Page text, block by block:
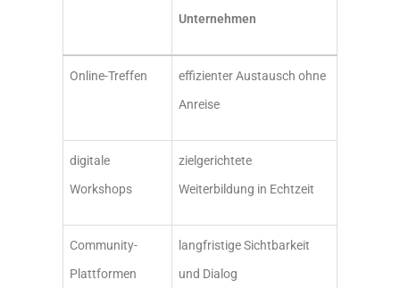
Unternehmen
Online-Treffen
effizienter Austausch ohne
Anreise
digitale
Workshops
zielgerichtete
Weiterbildung in Echtzeit
Community-
Plattformen
langfristige Sichtbarkeit
und Dialog